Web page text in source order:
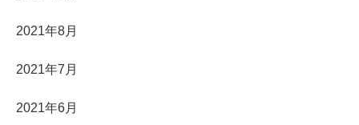
2021年8月
2021年7月
2021年6月